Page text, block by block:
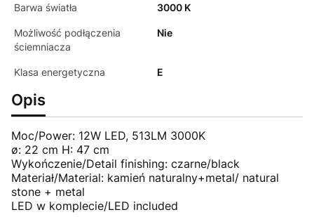
Barwa światła 3000 K
Możliwość podłączenia
ściemniacza
Nie
Klasa energetyczna E
Opis
Moc/Power: 12W LED, 513LM 3000K
ø: 22 cm H: 47 cm
Wykończenie/Detail finishing: czarne/black
Materiał/Material: kamień naturalny+metal/ natural
stone + metal
LED w komplecie/LED included